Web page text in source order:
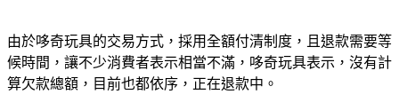
由於哆奇玩具的交易方式，採用全額付清制度，且退款需要等
候時間，讓不少消費者表示相當不滿，哆奇玩具表示，沒有計
算欠款總額，目前也都依序，正在退款中。